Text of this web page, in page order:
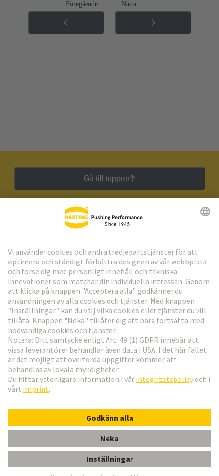
FÖRDELNINGSDON G
Föregående Nästa
Gå till toppen
HARTING:s nyhetsbrev
Gå till registrering
Social Media
Sverige
© Teknologi-koncernen HARTING
ImprintIntegritetspolicy
Kundinformation